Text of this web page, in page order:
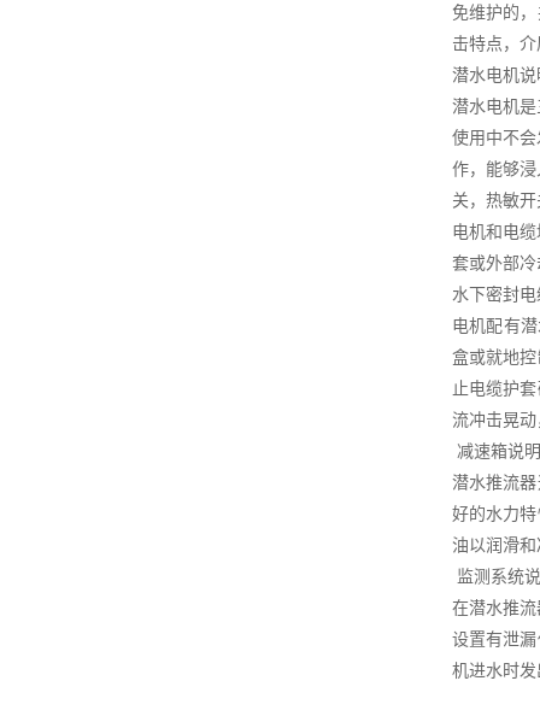
免维护的
击特点，
潜水电机说
潜水电机
使用中不
作，能够
关，热敏
电机和电
套或外部
水下密封
电机配有
盒或就地
止电缆护
流冲击晃
减速箱说
潜水推流
好的水力
油以润滑
监测系统
在潜水推
设置有泄
机进水时